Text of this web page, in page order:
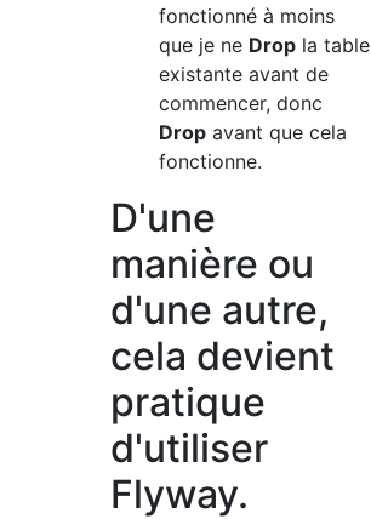
fonctionné à moins
que je ne Drop la table
existante avant de
commencer, donc
Drop avant que cela
fonctionne.
D'une
manière ou
d'une autre,
cela devient
pratique
d'utiliser
Flyway.